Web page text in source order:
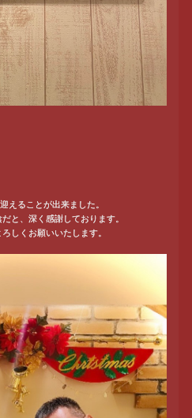
えることが出来ました。
と、深く感謝しております。
しくお願いいたします。